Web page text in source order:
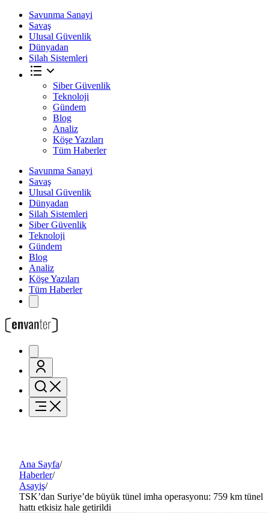
Savunma Sanayi
Savaş
Ulusal Güvenlik
Dünyadan
Silah Sistemleri
Siber Güvenlik
Teknoloji
Gündem
Blog
Analiz
Köşe Yazıları
Tüm Haberler
Savunma Sanayi
Savaş
Ulusal Güvenlik
Dünyadan
Silah Sistemleri
Siber Güvenlik
Teknoloji
Gündem
Blog
Analiz
Köşe Yazıları
Tüm Haberler
Ana Sayfa/
Haberler/
Asayiş/
TSK’dan Suriye’de büyük tünel imha operasyonu: 759 km tünel
hattı etkisiz hale getirildi